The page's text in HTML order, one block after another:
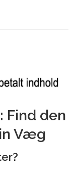
Find den
Væg